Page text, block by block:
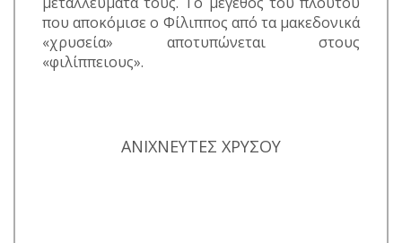
που αποκόμισε ο Φίλιππος από τα μακεδονικά
«χρυσεία» αποτυπώνεται στους
«φιλίππειους».
ΑΝΙΧΝΕΥΤΕΣ ΧΡΥΣΟΥ